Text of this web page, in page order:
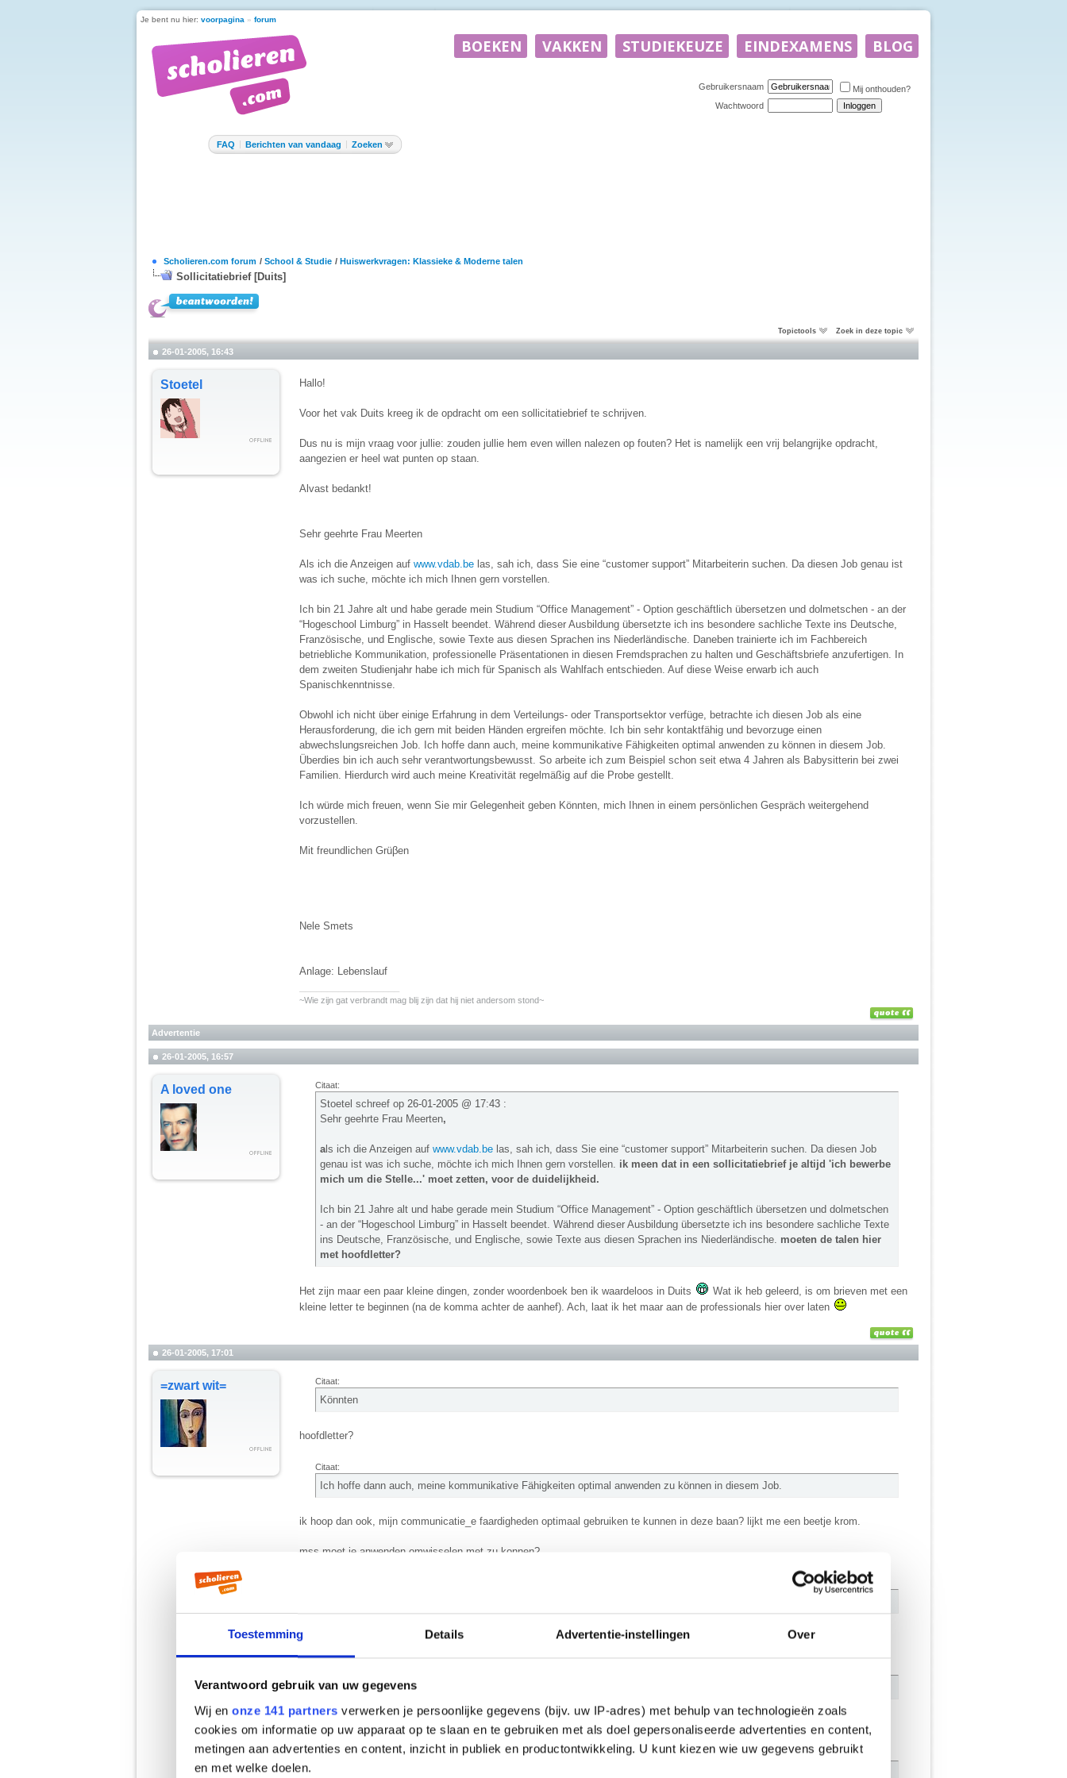
Toestemming Details Advertentie-instellingen Over
Verantwoord gebruik van uw gegevens
Wij en onze 141 partners verwerken je persoonlijke gegevens (bijv. uw IP-adres) met behulp van technologieën zoals
cookies om informatie op uw apparaat op te slaan en te gebruiken met als doel gepersonaliseerde advertenties en content,
metingen aan advertenties en content, inzicht in publiek en productontwikkeling. U kunt kiezen wie uw gegevens gebruikt
en met welke doelen.
Je bent nu hier: voorpagina » forum
Gebruikersnaam
Mij onthouden?
Wachtwoord
FAQ Berichten van vandaag Zoeken
Scholieren.com forum / School & Studie / Huiswerkvragen: Klassieke & Moderne talen
Sollicitatiebrief [Duits]
Topictools Zoek in deze topic
26-01-2005, 16:43
Stoetel Hallo!
Voor het vak Duits kreeg ik de opdracht om een sollicitatiebrief te schrijven.
Dus nu is mijn vraag voor jullie: zouden jullie hem even willen nalezen op fouten? Het is namelijk een vrij belangrijke opdracht,
aangezien er heel wat punten op staan.
Alvast bedankt!
Sehr geehrte Frau Meerten
Als ich die Anzeigen auf www.vdab.be las, sah ich, dass Sie eine “customer support” Mitarbeiterin suchen. Da diesen Job genau ist
was ich suche, möchte ich mich Ihnen gern vorstellen.
Ich bin 21 Jahre alt und habe gerade mein Studium “Office Management” - Option geschäftlich übersetzen und dolmetschen - an der
“Hogeschool Limburg” in Hasselt beendet. Während dieser Ausbildung übersetzte ich ins besondere sachliche Texte ins Deutsche,
Französische, und Englische, sowie Texte aus diesen Sprachen ins Niederländische. Daneben trainierte ich im Fachbereich
betriebliche Kommunikation, professionelle Präsentationen in diesen Fremdsprachen zu halten und Geschäftsbriefe anzufertigen. In
dem zweiten Studienjahr habe ich mich für Spanisch als Wahlfach entschieden. Auf diese Weise erwarb ich auch
Spanischkenntnisse.
Obwohl ich nicht über einige Erfahrung in dem Verteilungs- oder Transportsektor verfüge, betrachte ich diesen Job als eine
Herausforderung, die ich gern mit beiden Händen ergreifen möchte. Ich bin sehr kontaktfähig und bevorzuge einen
abwechslungsreichen Job. Ich hoffe dann auch, meine kommunikative Fähigkeiten optimal anwenden zu können in diesem Job.
Überdies bin ich auch sehr verantwortungsbewusst. So arbeite ich zum Beispiel schon seit etwa 4 Jahren als Babysitterin bei zwei
Familien. Hierdurch wird auch meine Kreativität regelmäßig auf die Probe gestellt.
Ich würde mich freuen, wenn Sie mir Gelegenheit geben Könnten, mich Ihnen in einem persönlichen Gespräch weitergehend
vorzustellen.
Mit freundlichen Grüβen
Nele Smets
Anlage: Lebenslauf
~Wie zijn gat verbrandt mag blij zijn dat hij niet andersom stond~
Advertentie
26-01-2005, 16:57
A loved one Citaat:
Stoetel schreef op 26-01-2005 @ 17:43 :
Sehr geehrte Frau Meerten,
als ich die Anzeigen auf www.vdab.be las, sah ich, dass Sie eine “customer support” Mitarbeiterin suchen. Da diesen Job
genau ist was ich suche, möchte ich mich Ihnen gern vorstellen. ik meen dat in een sollicitatiebrief je altijd 'ich bewerbe
mich um die Stelle...' moet zetten, voor de duidelijkheid.
Ich bin 21 Jahre alt und habe gerade mein Studium “Office Management” - Option geschäftlich übersetzen und dolmetschen
- an der “Hogeschool Limburg” in Hasselt beendet. Während dieser Ausbildung übersetzte ich ins besondere sachliche Texte
ins Deutsche, Französische, und Englische, sowie Texte aus diesen Sprachen ins Niederländische. moeten de talen hier
met hoofdletter?
Het zijn maar een paar kleine dingen, zonder woordenboek ben ik waardeloos in Duits
Wat ik heb geleerd, is om brieven met een
kleine letter te beginnen (na de komma achter de aanhef). Ach, laat ik het maar aan de professionals hier over laten
26-01-2005, 17:01
=zwart wit= Citaat:
Könnten
hoofdletter?
Citaat:
Ich hoffe dann auch, meine kommunikative Fähigkeiten optimal anwenden zu können in diesem Job.
ik hoop dan ook, mijn communicatie_e faardigheden optimaal gebruiken te kunnen in deze baan? lijkt me een beetje krom.
mss moet je anwenden omwisselen met zu konnen?
_anwaar die -e? + hoofdletter?
Spanischkenntnisse.
meerfoud?
Citaat: